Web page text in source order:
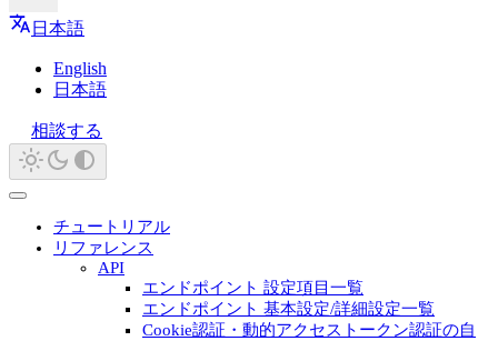
日本語
English
日本語
相談する
チュートリアル
リファレンス
API
エンドポイント 設定項目一覧
エンドポイント 基本設定/詳細設定一覧
Cookie認証・動的アクセストークン認証の自